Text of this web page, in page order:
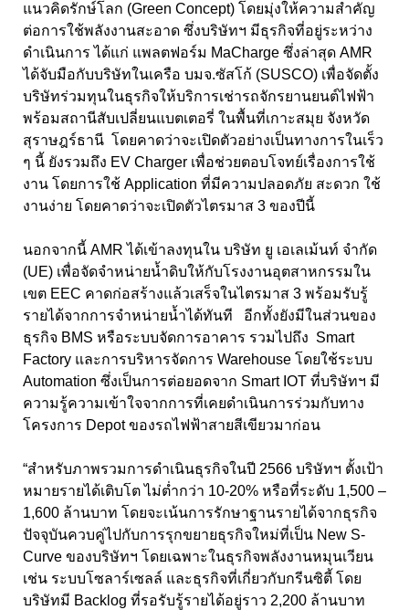
แนวคิดรักษ์โลก (Green Concept) โดยมุ่งให้ความสำคัญ
ต่อการใช้พลังงานสะอาด ซึ่งบริษัทฯ มีธุรกิจที่อยู่ระหว่าง
ดำเนินการ ได้แก่ แพลตฟอร์ม MaCharge ซึ่งล่าสุด AMR
ได้จับมือกับบริษัทในเครือ บมจ.ซัสโก้ (SUSCO) เพื่อจัดตั้ง
บริษัทร่วมทุนในธุรกิจให้บริการเช่ารถจักรยานยนต์ไฟฟ้า
พร้อมสถานีสับเปลี่ยนแบตเตอรี่ ในพื้นที่เกาะสมุย จังหวัด
สุราษฎร์ธานี โดยคาดว่าจะเปิดตัวอย่างเป็นทางการในเร็ว
ๆ นี้ ยังรวมถึง EV Charger เพื่อช่วยตอบโจทย์เรื่องการใช้
งาน โดยการใช้ Application ที่มีความปลอดภัย สะดวก ใช้
งานง่าย โดยคาดว่าจะเปิดตัวไตรมาส 3 ของปีนี้
นอกจากนี้ AMR ได้เข้าลงทุนใน บริษัท ยู เอเลเม้นท์ จำกัด
(UE) เพื่อจัดจำหน่ายน้ำดิบให้กับโรงงานอุตสาหกรรมใน
เขต EEC คาดก่อสร้างแล้วเสร็จในไตรมาส 3 พร้อมรับรู้
รายได้จากการจำหน่ายน้ำได้ทันที อีกทั้งยังมีในส่วนของ
ธุรกิจ BMS หรือระบบจัดการอาคาร รวมไปถึง Smart
Factory และการบริหารจัดการ Warehouse โดยใช้ระบบ
Automation ซึ่งเป็นการต่อยอดจาก Smart IOT ที่บริษัทฯ มี
ความรู้ความเข้าใจจากการที่เคยดำเนินการร่วมกับทาง
โครงการ Depot ของรถไฟฟ้าสายสีเขียวมาก่อน
“สำหรับภาพรวมการดำเนินธุรกิจในปี 2566 บริษัทฯ ตั้งเป้า
หมายรายได้เติบโต ไม่ต่ำกว่า 10-20% หรือที่ระดับ 1,500 –
1,600 ล้านบาท โดยจะเน้นการรักษาฐานรายได้จากธุรกิจ
ปัจจุบันควบคู่ไปกับการรุกขยายธุรกิจใหม่ที่เป็น New S-
Curve ของบริษัทฯ โดยเฉพาะในธุรกิจพลังงานหมุนเวียน
เช่น ระบบโซลาร์เซลล์ และธุรกิจที่เกี่ยวกับกรีนซิตี้ โดย
บริษัทมี Backlog ที่รอรับรู้รายได้อยู่ราว 2,200 ล้านบาท